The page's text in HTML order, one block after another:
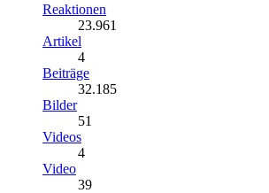
Reaktionen
23.961
Artikel
4
Beiträge
32.185
Bilder
51
Videos
4
Video
39